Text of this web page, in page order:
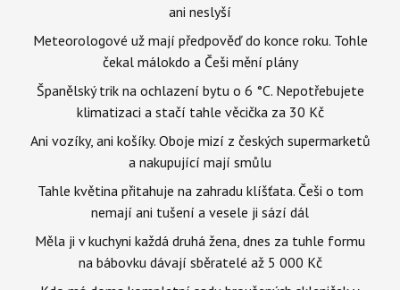
ani neslyší
Meteorologové už mají předpověď do konce roku. Tohle
čekal málokdo a Češi mění plány
Španělský trik na ochlazení bytu o 6 °C. Nepotřebujete
klimatizaci a stačí tahle věcička za 30 Kč
Ani vozíky, ani košíky. Oboje mizí z českých supermarketů
a nakupující mají smůlu
Tahle květina přitahuje na zahradu klíšťata. Češi o tom
nemají ani tušení a vesele ji sází dál
Měla ji v kuchyni každá druhá žena, dnes za tuhle formu
na bábovku dávají sběratelé až 5 000 Kč